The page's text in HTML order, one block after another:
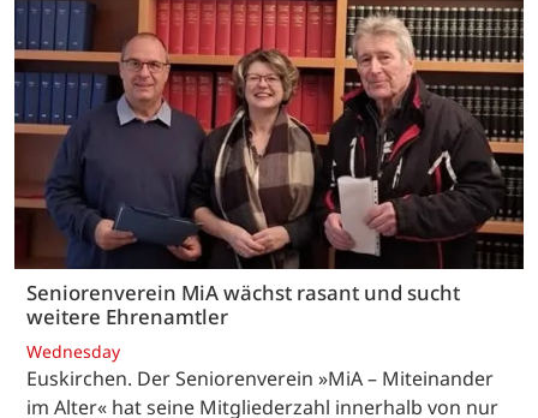
Seniorenverein MiA wächst rasant und sucht
weitere Ehrenamtler
Wednesday
Euskirchen. Der Seniorenverein »MiA – Miteinander
im Alter« hat seine Mitgliederzahl innerhalb von nur